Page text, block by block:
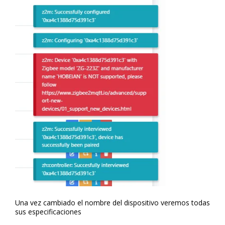
Una vez cambiado el nombre del dispositivo veremos todas
sus especificaciones